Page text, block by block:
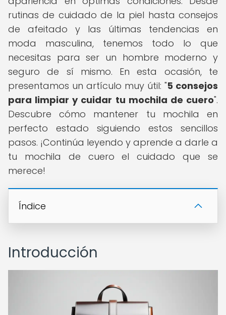
rutinas de cuidado de la piel hasta consejos
de afeitado y las últimas tendencias en
moda masculina, tenemos todo lo que
necesitas para ser un hombre moderno y
seguro de sí mismo. En esta ocasión, te
presentamos un artículo muy útil: "5 consejos
para limpiar y cuidar tu mochila de cuero".
Descubre cómo mantener tu mochila en
perfecto estado siguiendo estos sencillos
pasos. ¡Continúa leyendo y aprende a darle a
tu mochila de cuero el cuidado que se
merece!
Índice
Introducción